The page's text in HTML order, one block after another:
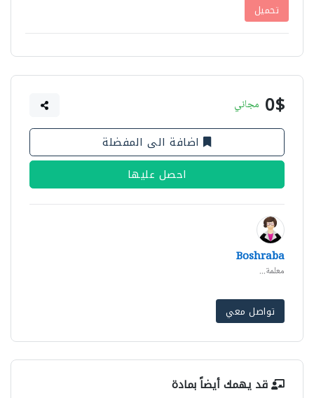
تحميل
0$ مجاني
اضافة الى المفضلة
احصل عليها
Boshraba
معلمة...
تواصل معي
قد يهمك أيضاً بمادة